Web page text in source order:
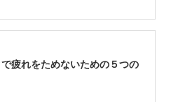
疲れをためないための５つの